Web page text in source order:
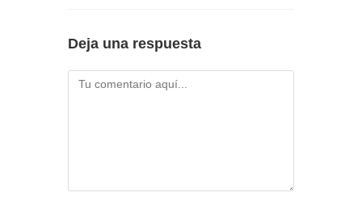
Deja una respuesta